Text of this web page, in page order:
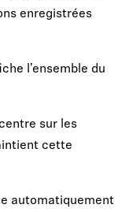
enregistrées
l'ensemble du
sur les
cette
automatiquement